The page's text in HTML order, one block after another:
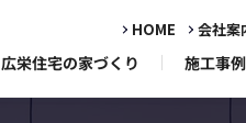
HOME 会社案
広栄住宅の家づくり 施工事例